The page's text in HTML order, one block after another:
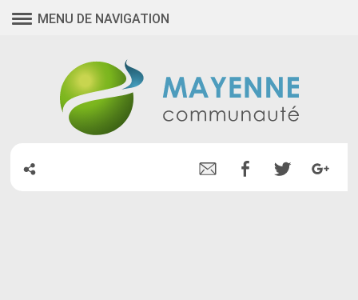
MENU DE NAVIGATION